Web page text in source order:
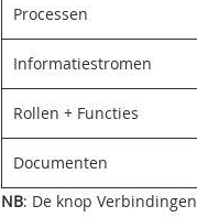
Processen
Informatiestromen
Rollen + Functies
Documenten
NB: De knop Verbindingen